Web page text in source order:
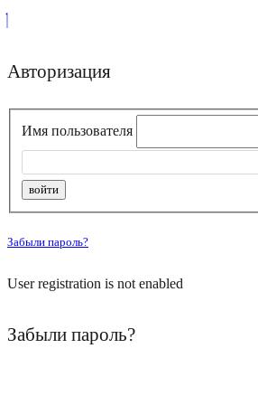
Авторизация
Имя пользователя
Забыли пароль?
User registration is not enabled
Забыли пароль?